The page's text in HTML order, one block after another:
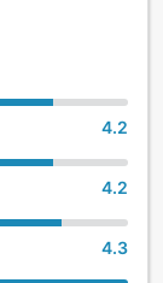
4.2
4.2
4.3